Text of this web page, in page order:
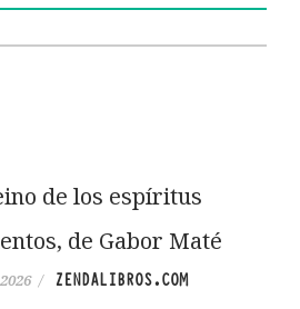
de los espíritus
de Gabor Maté
/ ZENDALIBROS.COM